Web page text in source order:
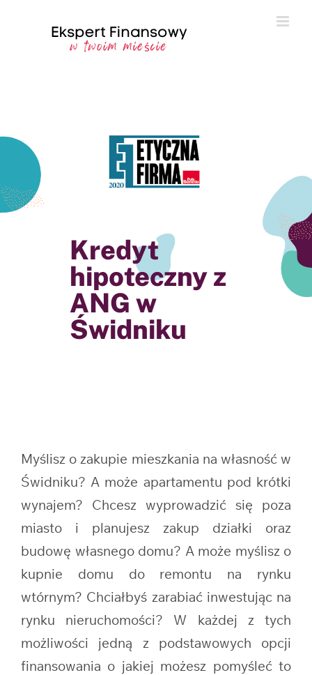
Kredyt
hipoteczny z
ANG w
Świdniku
Myślisz o zakupie mieszkania na własność w
Świdniku? A może apartamentu pod krótki
wynajem? Chcesz wyprowadzić się poza
miasto i planujesz zakup działki oraz
budowę własnego domu? A może myślisz o
kupnie domu do remontu na rynku
wtórnym? Chciałbyś zarabiać inwestując na
rynku nieruchomości? W każdej z tych
możliwości jedną z podstawowych opcji
finansowania o jakiej możesz pomyśleć to